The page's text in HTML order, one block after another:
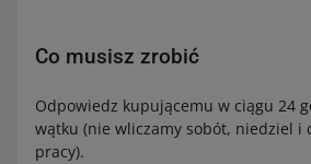
Co musisz zrobić
Odpowiedz kupującemu w ciągu 24
wątku (nie wliczamy sobót, niedziel i
pracy).